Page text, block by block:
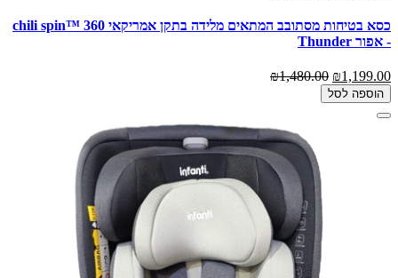
כסא בטיחות מסתובב המתאים מלידה בתקן אמריקאי chili spin™‎ 360
- אפור Thunder
₪1,199.00
₪1,480.00
הוספה לסל